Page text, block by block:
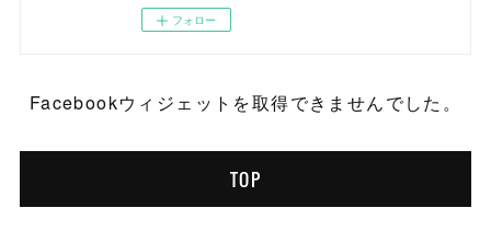
フォロー
Facebookウィジェットを取得できませんでした。
TOP